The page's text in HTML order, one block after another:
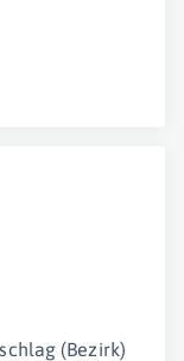
(Bezirk)